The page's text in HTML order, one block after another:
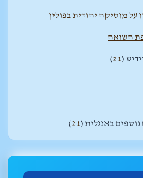
מוסיקה יהודית בפולין
השואה
(
1
2
)
באנגלית (1
2
)